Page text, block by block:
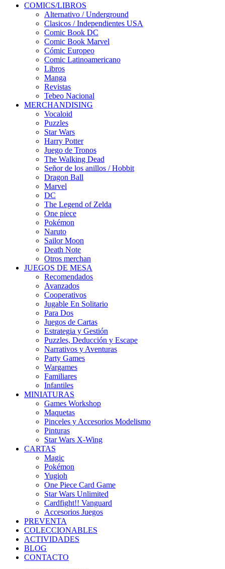
COMICS/LIBROS
Alternativo / Underground
Clasicos / Independientes USA
Comic Book DC
Comic Book Marvel
Cómic Europeo
Comic Latinoamericano
Libros
Manga
Revistas
Tebeo Nacional
MERCHANDISING
Vocaloid
Puzzles
Star Wars
Harry Potter
Juego de Tronos
The Walking Dead
Señor de los anillos / Hobbit
Dragon Ball
Marvel
DC
The Legend of Zelda
One piece
Pokémon
Naruto
Sailor Moon
Death Note
Otros merchan
JUEGOS DE MESA
Recomendados
Avanzados
Cooperativos
Jugable En Solitario
Para Dos
Juegos de Cartas
Estrategia y Gestión
Puzzles, Deducción y Escape
Narrativos y Aventuras
Party Games
Wargames
Familiares
Infantiles
MINIATURAS
Games Workshop
Maquetas
Pinceles y Accesorios Modelismo
Pinturas
Star Wars X-Wing
CARTAS
Magic
Pokémon
Yugioh
One Piece Card Game
Star Wars Unlimited
Cardfight!! Vanguard
Accesorios Juegos
PREVENTA
COLECCIONABLES
ACTIVIDADES
BLOG
CONTACTO